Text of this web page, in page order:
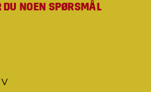
DU NOEN SPØRSMÅL